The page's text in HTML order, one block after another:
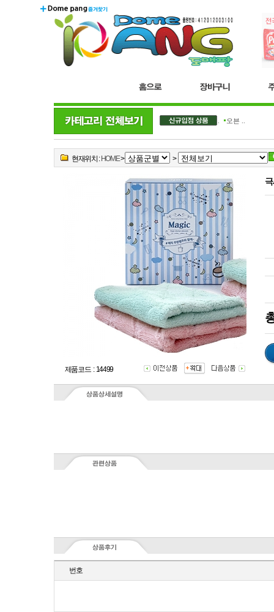
더블.. 오븐 ..
현재위치 : HOME> >
제품코드 : 14499
번호